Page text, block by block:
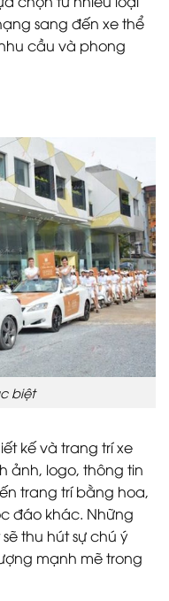
sang đến xe thể
cầu và phong
biệt
kế và trang trí xe
ảnh, logo, thông tin
trang trí bằng hoa,
đáo khác. Những
thu hút sự chú ý
mạnh mẽ trong